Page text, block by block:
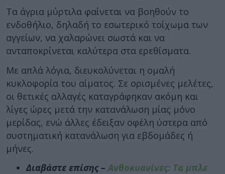
Τα άγρια μύρτιλα φαίνεται να βοηθούν το
ενδοθήλιο, δηλαδή το εσωτερικό τοίχωμα των
αγγείων, να χαλαρώνει σωστά και να
ανταποκρίνεται καλύτερα στα ερεθίσματα.
Με απλά λόγια, διευκολύνεται η ομαλή
κυκλοφορία του αίματος. Σε ορισμένες μελέτες,
οι θετικές αλλαγές καταγράφηκαν ακόμη και
λίγες ώρες μετά την κατανάλωση μίας μόνο
μερίδας, ενώ άλλες έδειξαν οφέλη ύστερα από
συστηματική κατανάλωση για εβδομάδες ή
μήνες.
Διαβάστε επίσης –Ανθοκυανίνες: Τα μπλε